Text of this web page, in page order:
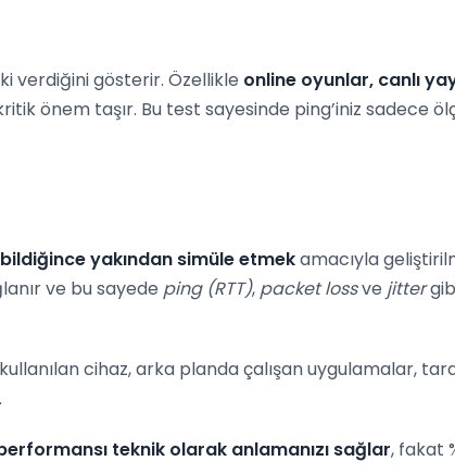
verdiğini gösterir. Özellikle online oyunlar, canlı
önem taşır. Bu test sayesinde ping’iniz sadece
yakından simüle etmekamacıyla
ve bu sayede ping (RTT), packet lossve jitter
cihaz, arka planda çalışan uygulamalar,
teknik olarak anlamanızı sağlar, fakat